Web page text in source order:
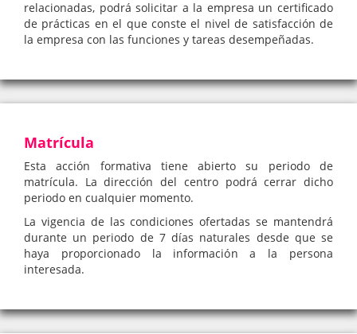
relacionadas, podrá solicitar a la empresa un certificado
de prácticas en el que conste el nivel de satisfacción de
la empresa con las funciones y tareas desempeñadas.
Matrícula
Esta acción formativa tiene abierto su periodo de
matrícula. La dirección del centro podrá cerrar dicho
periodo en cualquier momento.
La vigencia de las condiciones ofertadas se mantendrá
durante un periodo de 7 días naturales desde que se
haya proporcionado la información a la persona
interesada.